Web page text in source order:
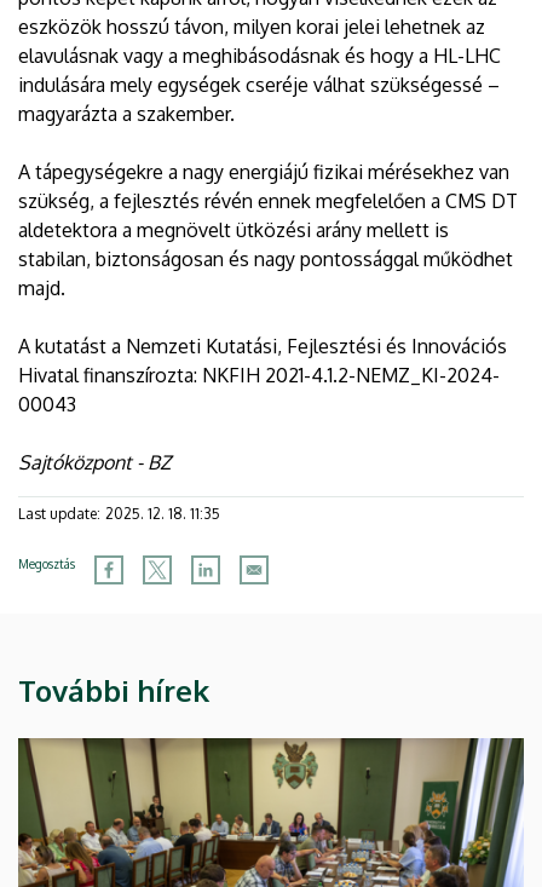
eszközök hosszú távon, milyen korai jelei lehetnek az
elavulásnak vagy a meghibásodásnak és hogy a HL-LHC
indulására mely egységek cseréje válhat szükségessé –
magyarázta a szakember.
A tápegységekre a nagy energiájú fizikai mérésekhez van
szükség, a fejlesztés révén ennek megfelelően a CMS DT
aldetektora a megnövelt ütközési arány mellett is
stabilan, biztonságosan és nagy pontossággal működhet
majd.
A kutatást a Nemzeti Kutatási, Fejlesztési és Innovációs
Hivatal finanszírozta: NKFIH 2021-4.1.2-NEMZ_KI-2024-
00043
Sajtóközpont - BZ
Last update: 2025. 12. 18. 11:35
Megosztás
További hírek